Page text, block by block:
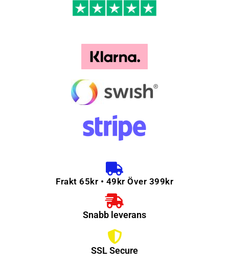
Frakt 65kr • 49kr Över 399kr
Snabb leverans
SSL Secure